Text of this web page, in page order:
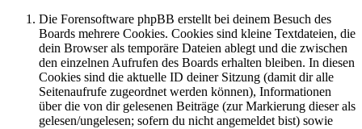
Die Forensoftware phpBB erstellt bei deinem Besuch des
Boards mehrere Cookies. Cookies sind kleine Textdateien, die
dein Browser als temporäre Dateien ablegt und die zwischen
den einzelnen Aufrufen des Boards erhalten bleiben. In diesen
Cookies sind die aktuelle ID deiner Sitzung (damit dir alle
Seitenaufrufe zugeordnet werden können), Informationen
über die von dir gelesenen Beiträge (zur Markierung dieser als
gelesen/ungelesen; sofern du nicht angemeldet bist) sowie